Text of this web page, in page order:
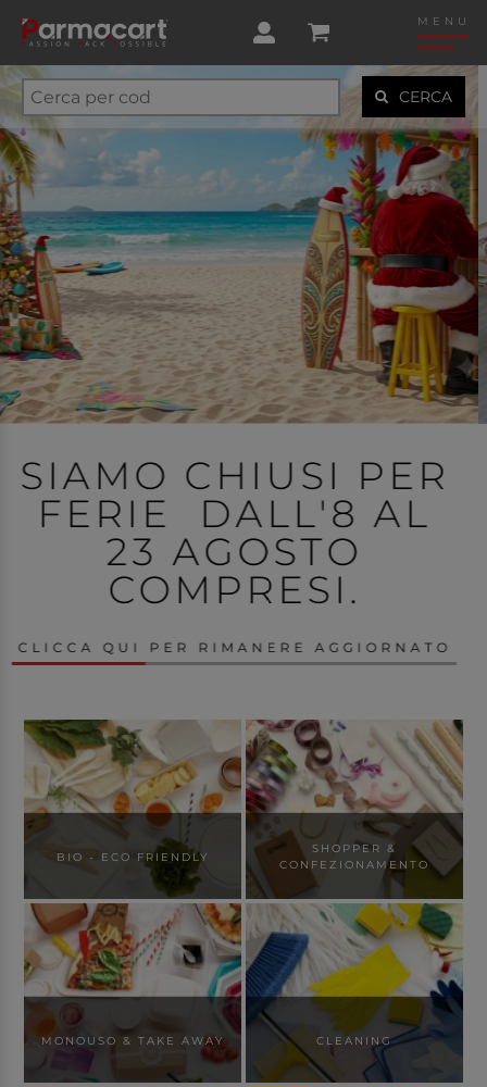
MENU
CERCA
RISPETTIAMO
L'AMBIENTE, SIAMO
BIO
BIO - ECO FRIENDLY
SHOPPER &
CONFEZIONAMENTO
MONOUSO & TAKE AWAY CLEANING